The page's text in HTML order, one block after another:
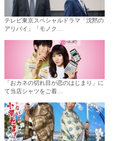
テレビ東京スペシャルドラマ「沈黙の
アリバイ」「モノク…
「おカネの切れ目が恋のはじまり」に
て当店シャツをご着…